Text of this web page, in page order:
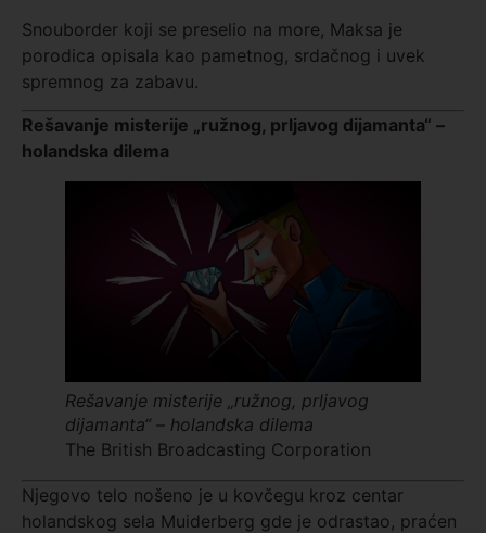
Snouborder koji se preselio na more, Maksa je
porodica opisala kao pametnog, srdačnog i uvek
spremnog za zabavu.
Rešavanje misterije „ružnog, prljavog dijamanta“ –
holandska dilema
Rešavanje misterije „ružnog, prljavog
dijamanta“ – holandska dilema
The British Broadcasting Corporation
Njegovo telo nošeno je u kovčegu kroz centar
holandskog sela Muiderberg gde je odrastao, praćen